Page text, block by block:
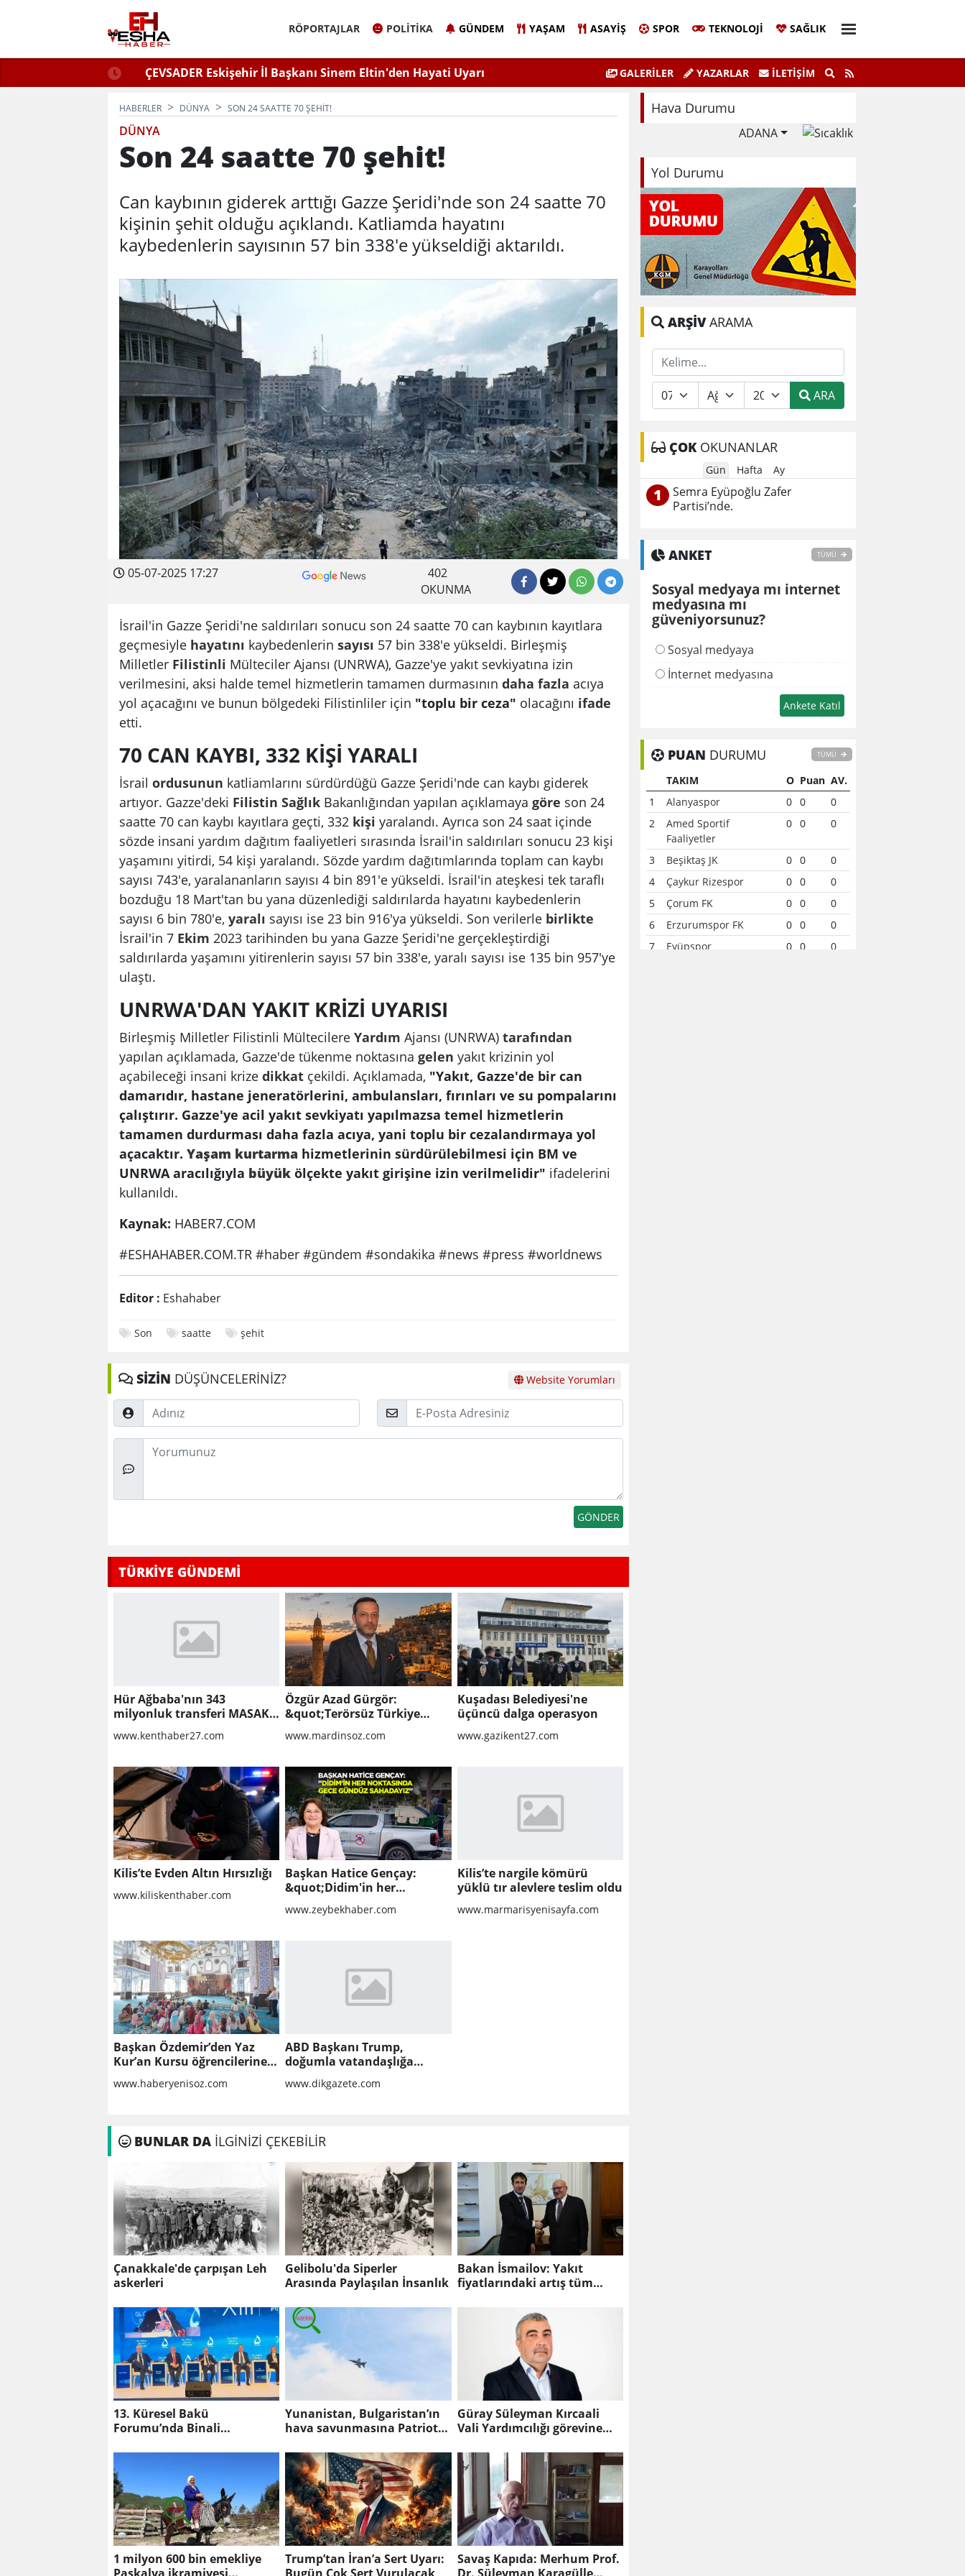
RÖPORTAJLAR POLITIKA GÜNDEM YAŞAM ASAYIŞ SPOR TEKNOLOJI SAĞLIK
Zafer Partisi’nde.
ÇEVSADER Eskişehir İl Başkanı Sinem Eltin'den Hayati Uyarı
Kulaktan Dolma Bilgiyle İlaçlama Ölüm Getirir
Elazığ'da Sivil Katılım Zirvesi Gerçekleştirildi.
GALERİLER YAZARLAR İLETIŞIM
HABERLER DÜNYA SON 24 SAATTE 70 ŞEHIT!
DÜNYA
Son 24 saatte 70 şehit!
Can kaybının giderek arttığı Gazze Şeridi'nde son 24 saatte 70
kişinin şehit olduğu açıklandı. Katliamda hayatını
kaybedenlerin sayısının 57 bin 338'e yükseldiği aktarıldı.
05-07-2025 17:27
402
OKUNMA
İsrail'in Gazze Şeridi'ne saldırıları sonucu son 24 saatte 70 can kaybının kayıtlara
geçmesiyle hayatını kaybedenlerin sayısı 57 bin 338'e yükseldi. Birleşmiş
Milletler Filistinli Mülteciler Ajansı (UNRWA), Gazze'ye yakıt sevkiyatına izin
verilmesini, aksi halde temel hizmetlerin tamamen durmasının daha fazla acıya
yol açacağını ve bunun bölgedeki Filistinliler için "toplu bir ceza" olacağını ifade
etti.
70 CAN KAYBI, 332 KİŞİ YARALI
İsrail ordusunun katliamlarını sürdürdüğü Gazze Şeridi'nde can kaybı giderek
artıyor. Gazze'deki Filistin Sağlık Bakanlığından yapılan açıklamaya göre son 24
saatte 70 can kaybı kayıtlara geçti, 332 kişi yaralandı. Ayrıca son 24 saat içinde
sözde insani yardım dağıtım faaliyetleri sırasında İsrail'in saldırıları sonucu 23 kişi
yaşamını yitirdi, 54 kişi yaralandı. Sözde yardım dağıtımlarında toplam can kaybı
sayısı 743'e, yaralananların sayısı 4 bin 891'e yükseldi. İsrail'in ateşkesi tek taraflı
bozduğu 18 Mart'tan bu yana düzenlediği saldırılarda hayatını kaybedenlerin
sayısı 6 bin 780'e, yaralı sayısı ise 23 bin 916'ya yükseldi. Son verilerle birlikte
İsrail'in 7 Ekim 2023 tarihinden bu yana Gazze Şeridi'ne gerçekleştirdiği
saldırılarda yaşamını yitirenlerin sayısı 57 bin 338'e, yaralı sayısı ise 135 bin 957'ye
ulaştı.
UNRWA'DAN YAKIT KRİZİ UYARISI
Birleşmiş Milletler Filistinli Mültecilere Yardım Ajansı (UNRWA) tarafından
yapılan açıklamada, Gazze'de tükenme noktasına gelen yakıt krizinin yol
açabileceği insani krize dikkat çekildi. Açıklamada, "Yakıt, Gazze'de bir can
damarıdır, hastane jeneratörlerini, ambulansları, fırınları ve su pompalarını
çalıştırır. Gazze'ye acil yakıt sevkiyatı yapılmazsa temel hizmetlerin
tamamen durdurması daha fazla acıya, yani toplu bir cezalandırmaya yol
açacaktır. Yaşam kurtarma hizmetlerinin sürdürülebilmesi için BM ve
UNRWA aracılığıyla büyük ölçekte yakıt girişine izin verilmelidir" ifadelerini
kullanıldı.
Kaynak: HABER7.COM
#ESHAHABER.COM.TR #haber #gündem #sondakika #news #press #worldnews
Editor : Eshahaber
Son saatte şehit
SİZİN DÜŞÜNCELERİNİZ? Website Yorumları
Adınız
Posta
Düşünceleriniz
TÜRKİYE GÜNDEMİ
Hür Ağbaba'nın 343
milyonluk transferi MASAK
raporunda! Veli Ağbaba'ya
milyonlar gitmiş
www.kenthaber27.com
Özgür Azad Gürgör:
&quot;Terörsüz Türkiye
Protokolü Mardin Turizmi
İçin Yeni Bir Dönemin
www.mardinsoz.com
Kuşadası Belediyesi'ne
üçüncü dalga operasyon
www.gazikent27.com
Kilis’te Evden Altın Hırsızlığı
www.kiliskenthaber.com
Başkan Hatice Gençay:
&quot;Didim'in her
noktasında gece gündüz
sahadayız&quot;
www.zeybekhaber.com
Kilis’te nargile kömürü
yüklü tır alevlere teslim oldu
www.marmarisyenisayfa.com
Başkan Özdemir’den Yaz
Kur’an Kursu öğrencilerine
ziyaret
www.haberyenisoz.com
ABD Başkanı Trump,
doğumla vatandaşlığa
yönelik kısıtlamaları
genişleten kararnameler
www.dikgazete.com
BUNLAR DA İLGİNİZİ ÇEKEBİLİR
Çanakkale'de çarpışan Leh
askerleri
Gelibolu'da Siperler
Arasında Paylaşılan İnsanlık
Bakan İsmailov: Yakıt
fiyatlarındaki artış tüm
13. Küresel Bakü
Forumu’nda Binali
Vurgusu
Yunanistan, Bulgaristan’ın
hava savunmasına Patriot
Güray Süleyman Kırcaali
Vali Yardımcılığı görevine
1 milyon 600 bin emekliye
Trump’tan İran’a Sert Uyarı:
Savaş Kapıda: Merhum Prof.
Hava Durumu
ADANA
Yol Durumu
ARŞİVARAMA
ARA
ÇOKOKUNANLAR
Gün Hafta Ay
1
Semra Eyüpoğlu Zafer
Partisi’nde.
ANKET TÜMÜ
Sosyal medyaya mı internet
medyasına mı
güveniyorsunuz?
Sosyal medyaya
İnternet medyasına
PUAN DURUMU TÜMÜ
TAKIM O Puan AV.
1
Alanyaspor 0 0
0
2
Amed Sportif
Faaliyetler
0 0 0
3 Beşiktaş JK 0 0
0
4
Çaykur Rizespor 0 0
0
5
Çorum FK 0 0
0
6
Erzurumspor FK 0 0
0
7
Eyüpspor 0 0
0